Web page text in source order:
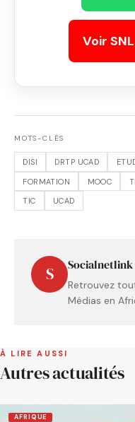
Voir
MOTS-CLÉS
DISI DRTP UCAD
FORMATION
MOOC
TIC
UCAD
S Socialnetlink
Retrouvez
Médias en
À LIRE AUSSI
Autres actualités
AFRIQUE